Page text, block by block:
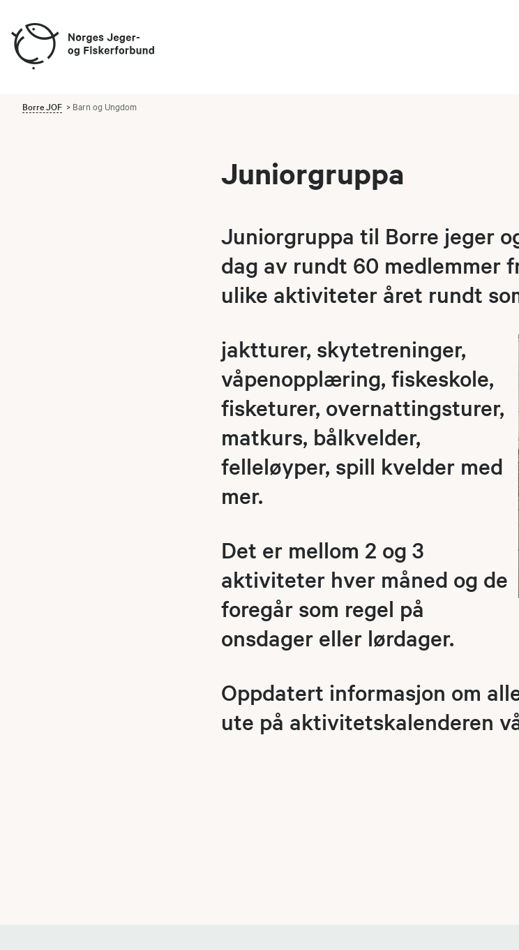
Borre JOF Barn og Ungdom
Juniorgruppa
Juniorgruppa til Borre jeger
dag av rundt 60 medlemmer
ulike aktiviteter året rundt
jaktturer, skytetreninger,
våpenopplæring, fiskeskole,
fisketurer, overnattingsturer,
matkurs, bålkvelder,
felleløyper, spill kvelder med
mer.
Det er mellom 2 og 3
aktiviteter hver måned og de
foregår som regel på
onsdager eller lørdager.
Oppdatert informasjon om
ute på aktivitetskalenderen